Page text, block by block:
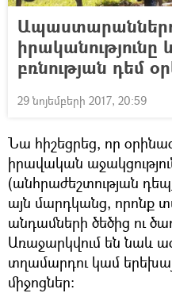
բռնության դեմ
29 նոյեմբերի 2017, 20:59
Նա հիշեցրեց, որ
իրավական
(անհրաժեշտության
այն մարդկանց, որոնք
անդամների ծեծից ու
Առաջարկվում են նաև
տղամարդու կամ
միջոցներ։